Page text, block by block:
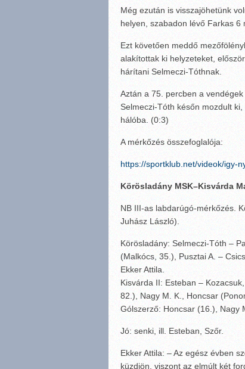
Még ezután is visszajöhetünk
helyen, szabadon lévő Farkas
Ezt követően meddő
alakítottak ki helyzeteket,
hárítani Selmeczi-Tóthnak.
Aztán a 75. percben a
Selmeczi-Tóth későn mozdult
hálóba. (0:3)
A mérkőzés összefoglalója:
https://sportklub.net/videok/igy-
Körösladány MSK–Kisvárda
NB III-as labdarúgó-mérkőzés.
Juhász László).
Körösladány: Selmeczi-Tóth –
(Malkócs, 35.), Pusztai A. –
Ekker Attila.
Kisvárda II: Esteban –
82.), Nagy M. K., Honcsar
Gólszerző: Honcsar (16.), Nagy
Jó: senki, ill. Esteban, Szőr.
Ekker Attila: – Az egész évben
küzdjön, viszont az elmúlt két